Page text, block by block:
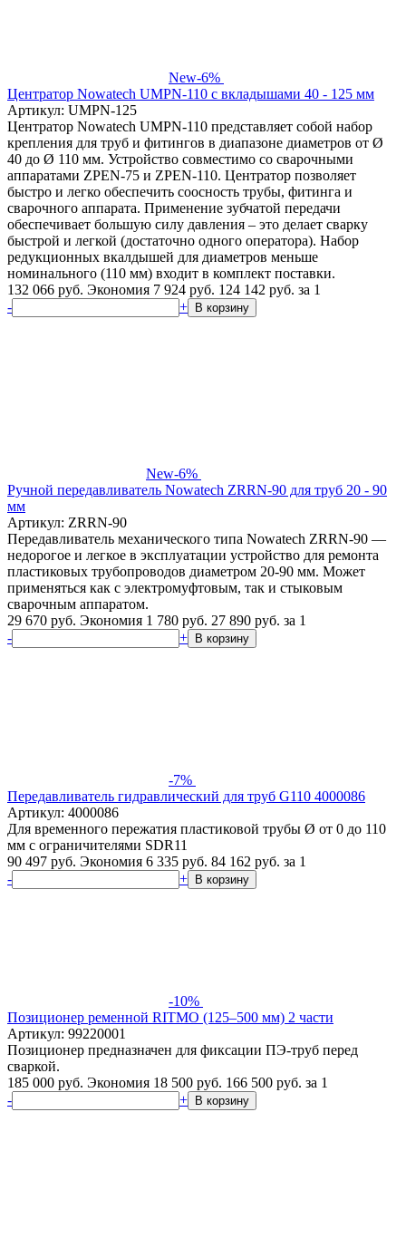
New-6%
Центратор Nowatech UMPN-110 с вкладышами 40 - 125 мм
Артикул: UMPN-125
Центратор Nowatech UMPN-110 представляет собой набор
крепления для труб и фитингов в диапазоне диаметров от Ø
40 до Ø 110 мм. Устройство совместимо со сварочными
аппаратами ZPEN-75 и ZPEN-110. Центратор позволяет
быстро и легко обеспечить соосность трубы, фитинга и
сварочного аппарата. Применение зубчатой передачи
обеспечивает большую силу давления – это делает сварку
быстрой и легкой (достаточно одного оператора). Набор
редукционных вкалдышей для диаметров меньше
номинального (110 мм) входит в комплект поставки.
132 066 руб. Экономия 7 924 руб. 124 142 руб. за 1
-
+ В корзину
New-6%
Ручной передавливатель Nowatech ZRRN-90 для труб 20 - 90
мм
Артикул: ZRRN-90
Передавливатель механического типа Nowatech ZRRN-90 —
недорогое и легкое в эксплуатации устройство для ремонта
пластиковых трубопроводов диаметром 20-90 мм. Может
применяться как с электромуфтовым, так и стыковым
сварочным аппаратом.
29 670 руб. Экономия 1 780 руб. 27 890 руб. за 1
-
+ В корзину
-7%
Передавливатель гидравлический для труб G110 4000086
Артикул: 4000086
Для временного пережатия пластиковой трубы Ø от 0 до 110
мм с ограничителями SDR11
90 497 руб. Экономия 6 335 руб. 84 162 руб. за 1
-
+ В корзину
-10%
Позиционер ременной RITMO (125–500 мм) 2 части
Артикул: 99220001
Позиционер предназначен для фиксации ПЭ-труб перед
сваркой.
185 000 руб. Экономия 18 500 руб. 166 500 руб. за 1
-
+ В корзину